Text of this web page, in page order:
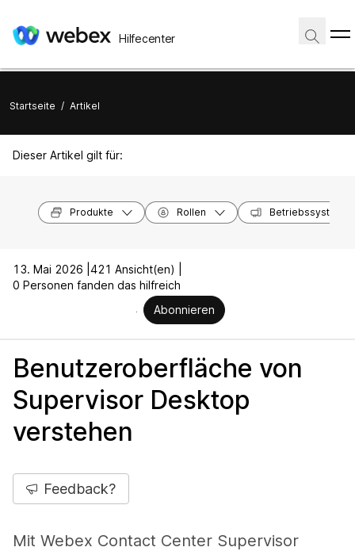
Hilfecenter
Startseite / Artikel
Dieser Artikel gilt für:
Produkte Rollen Betriebssysteme
13. Mai 2026 | 421 Ansicht(en) |
0 Personen fanden das hilfreich
Abonnieren
Benutzeroberfläche von
Supervisor Desktop
verstehen
Feedback?
Mit Webex Contact Center Supervisor